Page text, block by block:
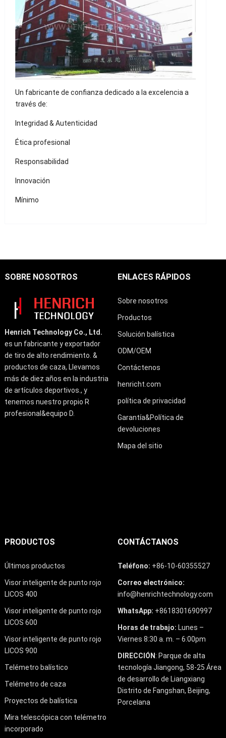
Un fabricante de confianza dedicado a la excelencia a
través de:
Integridad & Autenticidad
Ética profesional
Responsabilidad
Innovación
Mínimo
SOBRE NOSOTROS
Henrich Technology Co., Ltd.
es un fabricante y exportador
de tiro de alto rendimiento. &
productos de caza, Llevamos
más de diez años en la industria
de artículos deportivos., y
tenemos nuestro propio R
profesional&equipo D.
ENLACES RÁPIDOS
Sobre nosotros
Productos
Solución balística
ODM/OEM
Contáctenos
henricht.com
política de privacidad
Garantía&Política de
devoluciones
Mapa del sitio
PRODUCTOS
Últimos productos
Visor inteligente de punto rojo
LICOS 400
Visor inteligente de punto rojo
LICOS 600
Visor inteligente de punto rojo
LICOS 900
Telémetro balístico
Telémetro de caza
Proyectos de balística
Mira telescópica con telémetro
incorporado
CONTÁCTANOS
Teléfono: +86-10-60355527
Correo electrónico:
info@henrichtechnology.com
WhatsApp: +8618301690997
Horas de trabajo: Lunes –
Viernes 8:30 a. m. – 6:00pm
DIRECCIÓN: Parque de alta
tecnología Jiangong, 58-25 Área
de desarrollo de Liangxiang
Distrito de Fangshan, Beijing,
Porcelana